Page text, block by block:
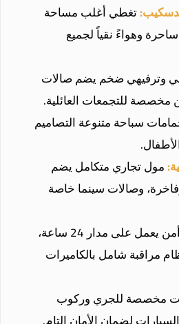
تغطي أغلب مساحة
وهواءً نقياً لجميع
وترفيهي ضخم يضم صالات
مخصصة للتجمعات العائلية.
سباحة متنوعة التصاميم
مول تجاري متكامل يضم
وصالات سينما خاصة
فريق أمن يعمل على مدار 24 ساعة،
مراقبة شامل بالكاميرات
مخصصة للجري وركوب